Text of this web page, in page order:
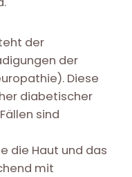
der
der
Diese
diabetischer
sind
die Haut und das
mit